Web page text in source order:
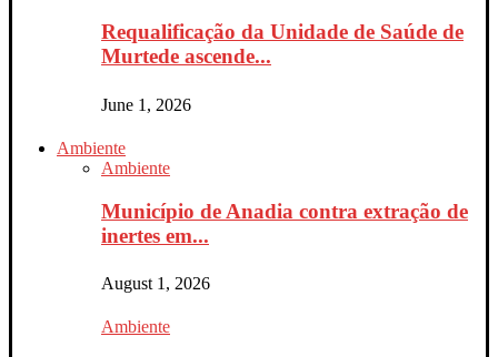
Requalificação da Unidade de Saúde de
Murtede ascende...
June 1, 2026
Ambiente
Ambiente
Município de Anadia contra extração de
inertes em...
August 1, 2026
Ambiente